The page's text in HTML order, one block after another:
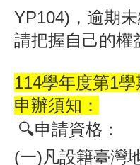
YP104)，逾期
請把握自己的權
114學年度第1
申辦須知：
🔍️申請資格 ：
(一)凡設籍臺灣